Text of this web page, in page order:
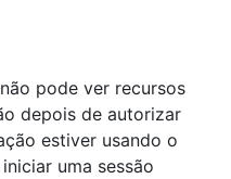
pode ver recursos
depois de autorizar
estiver usando o
uma sessão